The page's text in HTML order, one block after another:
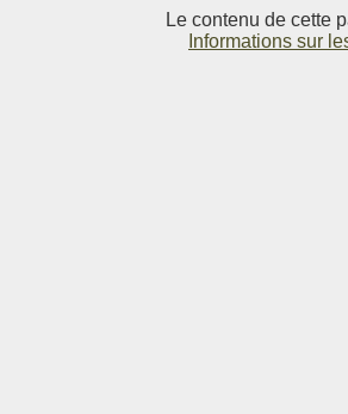
Le contenu de cette
Informations sur